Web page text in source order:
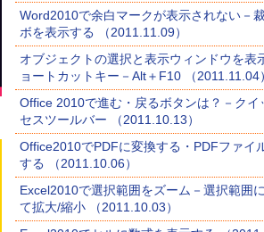
Word2010で余白マークが表示されない－
ボを表示する （2011.11.09）
オブジェクトの選択と表示ウィンドウを表
ョートカットキー－Alt＋F10 （2011.11.04）
Office 2010で進む・戻るボタンは？－クイ
セスツールバー （2011.10.13）
Office2010でPDFに変換する・PDFファイ
する （2011.10.06）
Excel2010で選択範囲をズーム－選択範囲
て拡大/縮小 （2011.10.03）